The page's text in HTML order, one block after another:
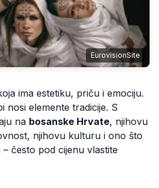
EurovisionSite
ima estetiku, priču i emociju.
nosi elemente tradicije. S
na bosanske Hrvate, njihovu
njihovu kulturu i ono što
često pod cijenu vlastite